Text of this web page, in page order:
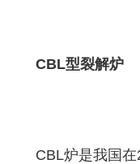
CBL型裂解炉
CBL炉是我国